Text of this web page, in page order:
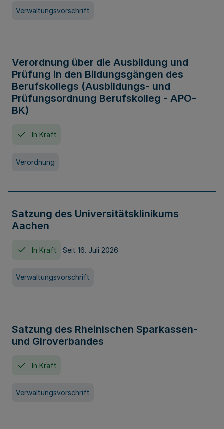
Verwaltungsvorschrift
Verordnung über die Ausbildung und
Prüfung in den Bildungsgängen des
Berufskollegs (Ausbildungs- und
Prüfungsordnung Berufskolleg - APO-
BK)
In Kraft
Verordnung
Satzung des Universitätsklinikums
Aachen
In Kraft Seit 16. Juli 2026
Verwaltungsvorschrift
Satzung des Rheinischen Sparkassen-
und Giroverbandes
In Kraft
Verwaltungsvorschrift